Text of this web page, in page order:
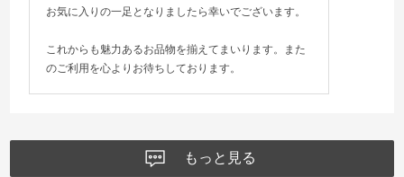
お気に入りの一足となりましたら幸いでございます。
これからも魅力あるお品物を揃えてまいります。また
のご利用を心よりお待ちしております。
もっと見る